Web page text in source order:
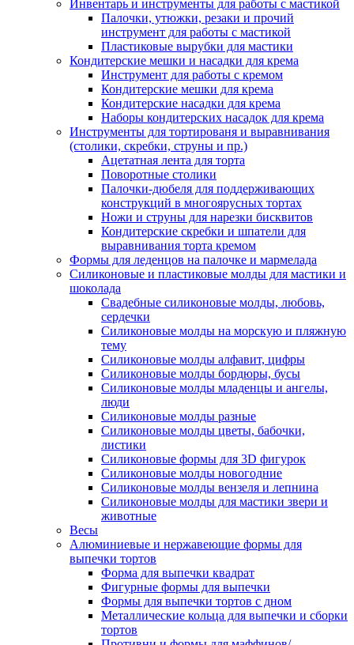
Инвентарь и инструменты для работы с мастикой
Палочки, утюжки, резаки и прочий
инструмент для работы с мастикой
Пластиковые вырубки для мастики
Кондитерские мешки и насадки для крема
Инструмент для работы с кремом
Кондитерские мешки для крема
Кондитерские насадки для крема
Наборы кондитерских насадок для крема
Инструменты для тортированя и выравнивания
(столики, скребки, струны и пр.)
Ацетатная лента для торта
Поворотные столики
Палочки-дюбеля для поддерживающих
конструкций в многоярусных тортах
Ножи и струны для нарезки бисквитов
Кондитерские скребки и шпатели для
выравнивания торта кремом
Формы для леденцов на палочке и мармелада
Силиконовые и пластиковые молды для мастики и
шоколада
Свадебные силиконовые молды, любовь,
сердечки
Силиконовые молды на морскую и пляжную
тему
Силиконовые молды алфавит, цифры
Силиконовые молды бордюры, бусы
Силиконовые молды младенцы и ангелы,
люди
Силиконовые молды разные
Силиконовые молды цветы, бабочки,
листики
Силиконовые формы для 3D фигурок
Силиконовые молды новогодние
Силиконовые молды вензеля и лепнина
Силиконовые молды для мастики звери и
животные
Весы
Алюминиевые и нержавеющие формы для
выпечки тортов
Форма для выпечки квадрат
Фигурные формы для выпечки
Формы для выпечки тортов с дном
Металлические кольца для выпечки и сборки
тортов